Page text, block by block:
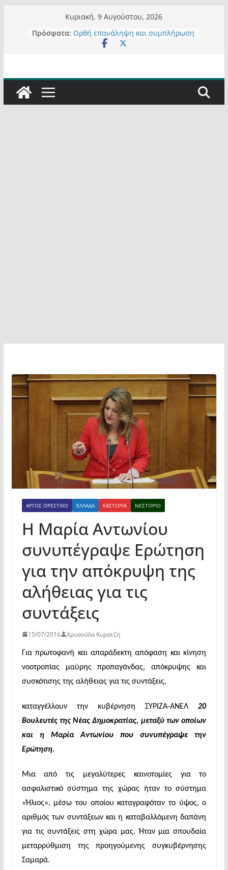
περιεχόμενο
Κυριακή, 9 Αυγούστου, 2026
Πρόσφατα: Ορθή επανάληψη και συμπλήρωση
ανάκλησης του από 14/01/2021
Καστοριανός;
ΆΡΓΟΣ ΟΡΕΣΤΙΚΌ ΕΛΛΆΔΑ ΚΑΣΤΟΡΙΆ ΝΕΣΤΌΡΙΟ
Η Μαρία Αντωνίου
συνυπέγραψε Ερώτηση
για την απόκρυψη της
αλήθειας για τις
συντάξεις
15/07/2016 Χρυσούλα Κυρατζή
Για πρωτοφανή και απαράδεκτη απόφαση και κίνηση
νοοτροπίας μαύρης προπαγάνδας,απόκρυψης και
συσκότισηςτης αλήθειας για τις συντάξεις,
καταγγέλλουν την κυβέρνηση ΣΥΡΙΖΑ-ΑΝΕΛ20
Βουλευτές της Νέας Δημοκρατίας, μεταξύ των οποίων
και η Μαρία Αντωνίου που συνυπέγραψε την
Ερώτηση.
Mια από τις μεγαλύτερες καινοτομίες για το
ασφαλιστικό σύστημα της χώρας ήταν το σύστημα
«Ήλιος», μέσω του οποίου καταγραφόταν το ύψος, ο
αριθμός των συντάξεων και η καταβαλλόμενη δαπάνη
για τις συντάξεις στη χώρα μας. Ήταν μια σπουδαία
μεταρρύθμιση της προηγούμενης συγκυβέρνησης
Σαμαρά.